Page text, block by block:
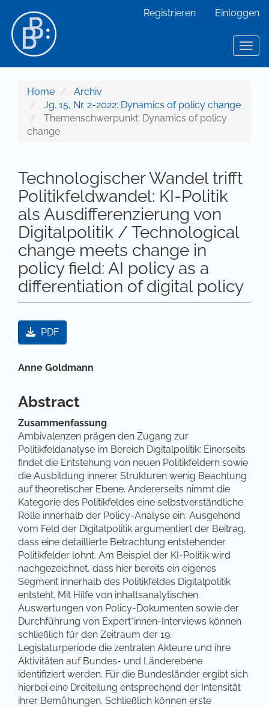
Hauptinhalt
Sidebar
Registrieren Einloggen
Home
Archiv
Jg. 15, Nr. 2-2022: Dynamics of policy change
Themenschwerpunkt: Dynamics of policy
change
Technologischer Wandel trifft
Politikfeldwandel: KI-Politik
als Ausdifferenzierung von
Digitalpolitik / Technological
change meets change in
policy field: AI policy as a
differentiation of digital policy
Artikel-Sidebar
PDF
Hauptsächlicher Artikelinhalt
Anne Goldmann
Abstract
Zusammenfassung
Ambivalenzen prägen den Zugang zur
Politikfeldanalyse im Bereich Digitalpolitik: Einerseits
findet die Entstehung von neuen Politikfeldern sowie
die Ausbildung innerer Strukturen wenig Beachtung
auf theoretischer Ebene. Andererseits nimmt die
Kategorie des Politikfeldes eine selbstverständliche
Rolle innerhalb der Policy-Analyse ein. Ausgehend
vom Feld der Digitalpolitik argumentiert der Beitrag,
dass eine detaillierte Betrachtung entstehender
Politikfelder lohnt. Am Beispiel der KI-Politik wird
nachgezeichnet, dass hier bereits ein eigenes
Segment innerhalb des Politikfeldes Digitalpolitik
entsteht. Mit Hilfe von inhaltsanalytischen
Auswertungen von Policy-Dokumenten sowie der
Durchführung von Expert*innen-Interviews können
schließlich für den Zeitraum der 19.
Legislaturperiode die zentralen Akteure und ihre
Aktivitäten auf Bundes- und Länderebene
identifiziert werden. Für die Bundesländer ergibt sich
hierbei eine Dreiteilung entsprechend der Intensität
ihrer Bemühungen. Schließlich können erste